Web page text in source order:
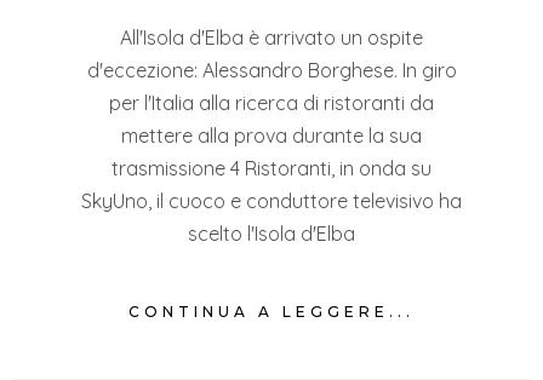
All'Isola d'Elba è arrivato un ospite
d'eccezione: Alessandro Borghese. In giro
per l'Italia alla ricerca di ristoranti da
mettere alla prova durante la sua
trasmissione 4 Ristoranti, in onda su
SkyUno, il cuoco e conduttore televisivo ha
scelto l'Isola d'Elba
CONTINUA A LEGGERE...